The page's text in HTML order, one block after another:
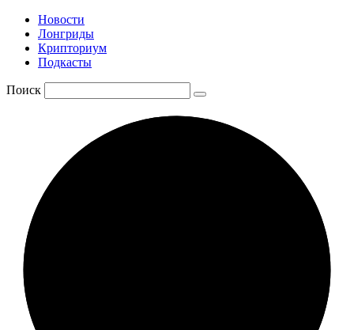
Новости
Лонгриды
Крипториум
Подкасты
Поиск